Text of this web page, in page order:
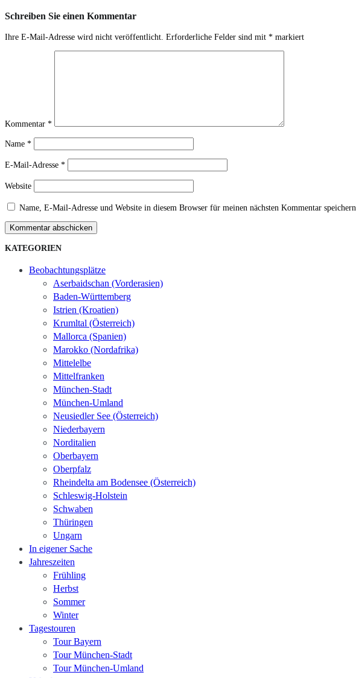
Schreiben Sie einen Kommentar
Ihre E-Mail-Adresse wird nicht veröffentlicht. Erforderliche Felder sind mit * markiert
Kommentar *
Name *
E-Mail-Adresse *
Website
Name, E-Mail-Adresse und Website in diesem Browser für meinen nächsten Kommentar speichern.
Kommentar abschicken
KATEGORIEN
Beobachtungsplätze
Aserbaidschan (Vorderasien)
Baden-Württemberg
Istrien (Kroatien)
Krumltal (Österreich)
Mallorca (Spanien)
Marokko (Nordafrika)
Mittelelbe
Mittelfranken
München-Stadt
München-Umland
Neusiedler See (Österreich)
Niederbayern
Norditalien
Oberbayern
Oberpfalz
Rheindelta am Bodensee (Österreich)
Schleswig-Holstein
Schwaben
Thüringen
Ungarn
In eigener Sache
Jahreszeiten
Frühling
Herbst
Sommer
Winter
Tagestouren
Tour Bayern
Tour München-Stadt
Tour München-Umland